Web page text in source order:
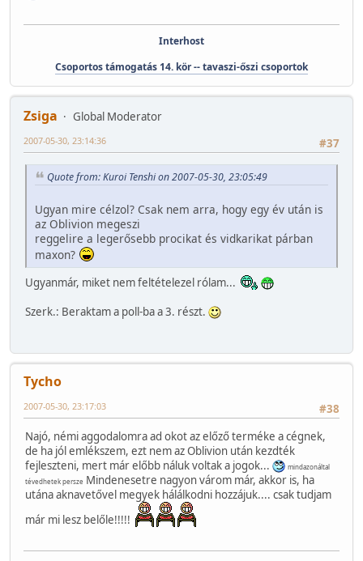
Interhost
Csoportos támogatás 14. kör -- tavaszi-őszi csoportok
Zsiga
Global Moderator
#37
2007-05-30, 23:14:36
Quote from: Kuroi Tenshi on 2007-05-30, 23:05:49
Ugyan mire célzol? Csak nem arra, hogy egy év után is
az Oblivion megeszi
reggelire a legerősebb procikat és vidkarikat párban
maxon?
Ugyanmár, miket nem feltételezel rólam...
Szerk.: Beraktam a poll-ba a 3. részt.
Tycho
#38
2007-05-30, 23:17:03
Najó, némi aggodalomra ad okot az előző terméke a cégnek,
de ha jól emlékszem, ezt nem az Oblivion után kezdték
fejleszteni, mert már előbb náluk voltak a jogok...
mindazonáltal
tévedhetek persze Mindenesetre nagyon várom már, akkor is, ha
utána aknavetővel megyek hálálkodni hozzájuk.... csak tudjam
már mi lesz belőle!!!!!